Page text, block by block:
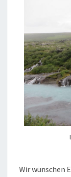
Wir wünschen